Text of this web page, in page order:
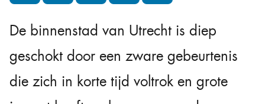
De binnenstad van Utrecht is diep
geschokt door een zware gebeurtenis
die zich in korte tijd voltrok en grote